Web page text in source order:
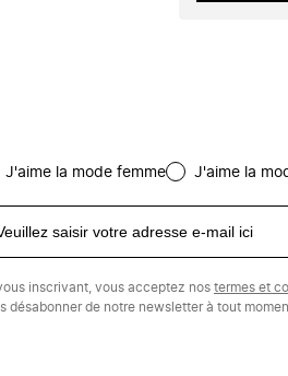
J'aime la mode femme J'aime la
inscrivant, vous acceptez nos termes et
désabonner de notre newsletter à tout